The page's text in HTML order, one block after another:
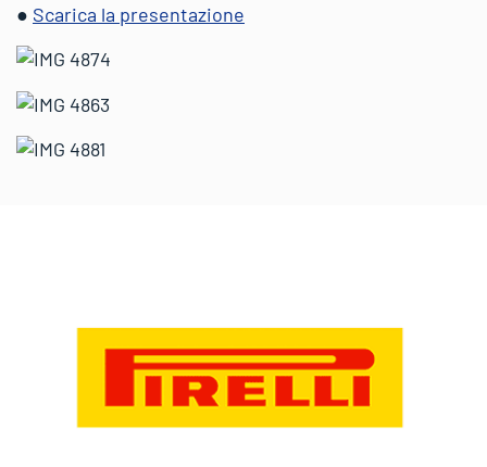
● Scarica la presentazione